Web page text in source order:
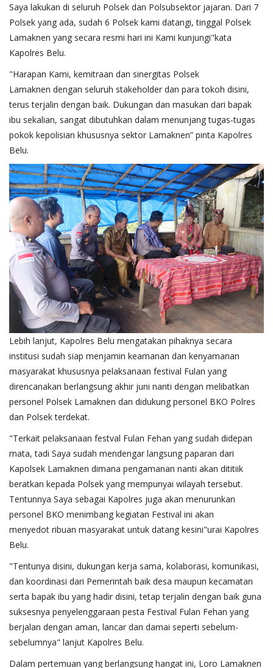
Saya lakukan di seluruh Polsek dan Polsubsektor jajaran. Dari 7
Polsek yang ada, sudah 6 Polsek kami datangi, tinggal Polsek
Lamaknen yang secara resmi hari ini Kami kunjungi"kata
Kapolres Belu.
"Harapan Kami, kemitraan dan sinergitas Polsek
Lamaknen dengan seluruh stakeholder dan para tokoh disini,
terus terjalin dengan baik. Dukungan dan masukan dari bapak
ibu sekalian, sangat dibutuhkan dalam menunjang tugas-tugas
pokok kepolisian khususnya sektor Lamaknen” pinta Kapolres
Belu.
Lebih lanjut, Kapolres Belu mengatakan pihaknya secara
institusi sudah siap menjamin keamanan dan kenyamanan
masyarakat khususnya pelaksanaan festival Fulan yang
direncanakan berlangsung akhir juni nanti dengan melibatkan
personel Polsek Lamaknen dan didukung personel BKO Polres
dan Polsek terdekat.
"Terkait pelaksanaan festval Fulan Fehan yang sudah didepan
mata, tadi Saya sudah mendengar langsung paparan dari
Kapolsek Lamaknen dimana pengamanan nanti akan dititiik
beratkan kepada Polsek yang mempunyai wilayah tersebut.
Tentunnya Saya sebagai Kapolres juga akan menurunkan
personel BKO menimbang kegiatan Festival ini akan
menyedot ribuan masyarakat untuk datang kesini"urai Kapolres
Belu.
"Tentunya disini, dukungan kerja sama, kolaborasi, komunikasi,
dan koordinasi dari Pemerintah baik desa maupun kecamatan
serta bapak ibu yang hadir disini, tetap terjalin dengan baik guna
suksesnya penyelenggaraan pesta Festival Fulan Fehan yang
berjalan dengan aman, lancar dan damai seperti sebelum-
sebelumnya" lanjut Kapolres Belu.
Dalam pertemuan yang berlangsung hangat ini, Loro Lamaknen